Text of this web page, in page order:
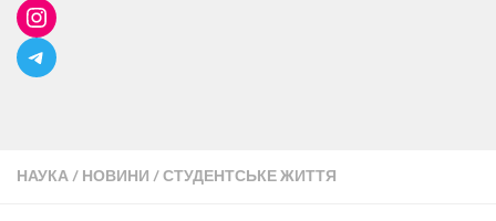
НАУКА/ НОВИНИ /СТУДЕНТСЬКЕ ЖИТТЯ